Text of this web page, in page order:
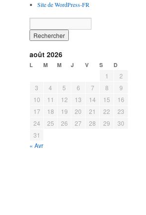
Site de WordPress-FR
août 2026
L M M J V S D
1
2
3
4 5 6 7 8
9
10
11 12 13 14 15
16
17
18 19 20 21 22
23
24
25 26 27 28 29
30
31
« Avr